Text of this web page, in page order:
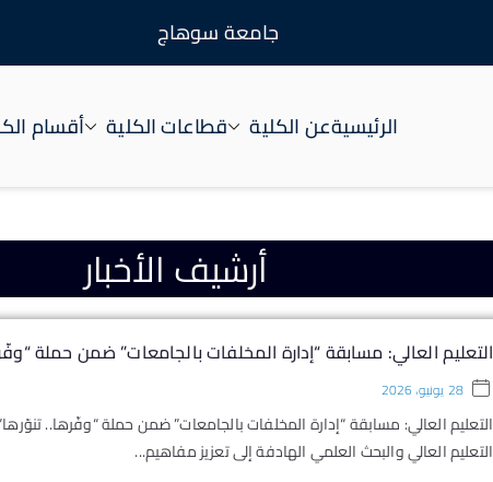
جامعة سوهاج
الرئيسيةعن الكلية قطاعات الكلية أقسام
أرشيف الأخبار​
التعليم العالي: مسابقة “إدارة المخلفات بالجامعات” ضمن حملة
28 يونيو، 2026
التعليم العالي: مسابقة “إدارة المخلفات بالجامعات” ضمن حملة “وفّرها..
التعليم العالي والبحث العلمي الهادفة إلى تعزيز مفاهيم...